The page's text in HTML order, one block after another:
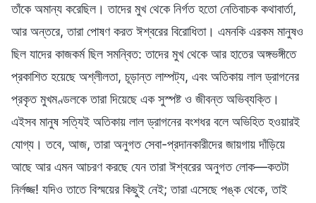
তাঁকে অমান্য করেছিল। তাদের মুখ থেকে নির্গত হতো নেতিবাচক কথাবার্তা,
আর অন্তরে, তারা পোষণ করত ঈশ্বরের বিরোধিতা। এমনকি এরকম মানুষও
ছিল যাদের কাজকর্ম ছিল সমন্বিত: তাদের মুখ থেকে আর হাতের অঙ্গভঙ্গীতে
প্রকাশিত হয়েছে অশ্লীলতা, চূড়ান্ত লাম্পট্য, এবং অতিকায় লাল ড্রাগনের
প্রকৃত মুখমণ্ডলকে তারা দিয়েছে এক সুস্পষ্ট ও জীবন্ত অভিব্যক্তি।
এইসব মানুষ সত্যিই অতিকায় লাল ড্রাগনের বংশধর বলে অভিহিত হওয়ারই
যোগ্য। তবে, আজ, তারা অনুগত সেবা-প্রদানকারীদের জায়গায় দাঁড়িয়ে
আছে আর এমন আচরণ করছে যেন তারা ঈশ্বরের অনুগত লোক—কতটা
নির্লজ্জ! যদিও তাতে বিস্ময়ের কিছুই নেই; তারা এসেছে পঙ্ক থেকে, তাই